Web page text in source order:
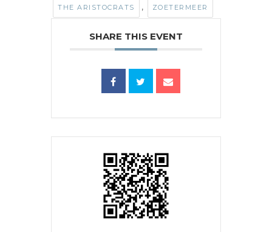
THE ARISTOCRATS , ZOETERMEER
SHARE THIS EVENT